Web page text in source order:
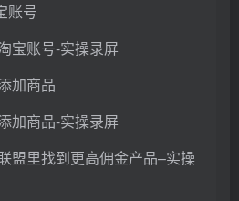
账号
宝账号-实操录屏
加商品
加商品-实操录屏
盟里找到更高佣金产品–实操